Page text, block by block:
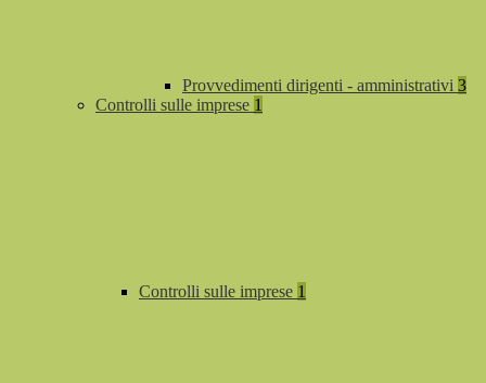
Provvedimenti dirigenti - amministrativi 3
Controlli sulle imprese 1
Controlli sulle imprese 1